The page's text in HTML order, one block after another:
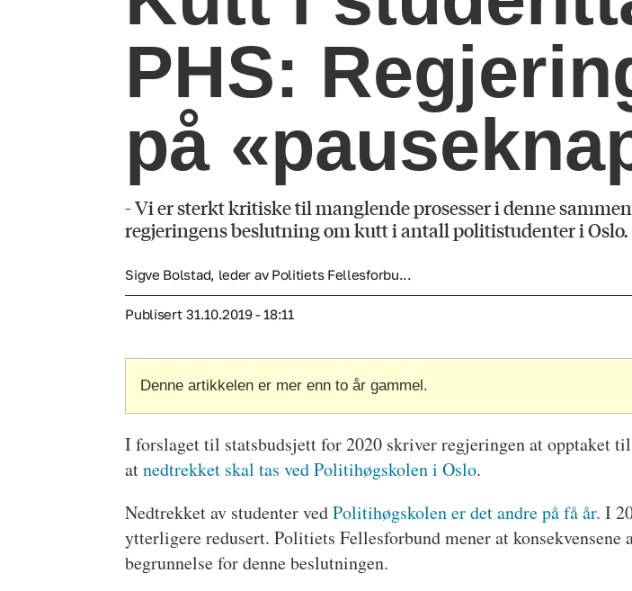
PHS:
på
- Vi er sterkt kritiske til manglende prosesser i denne
regjeringens beslutning om kutt i antall politistudenter i Oslo.
Sigve Bolstad, leder av Politiets Fellesforbu...
Publisert 31.10.2019 - 18:11
Denne artikkelen er mer enn to år gammel.
I forslaget til statsbudsjett for 2020 skriver regjeringen at opptaket
atnedtrekket skal tas ved Politihøgskolen i Oslo.
Nedtrekket av studenter vedPolitihøgskolen er det andre på få år. I
ytterligere redusert. Politiets Fellesforbund mener at
begrunnelse for denne beslutningen.